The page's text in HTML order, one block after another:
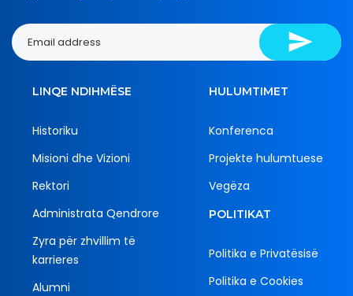
LINQE NDIHMËSE
Historiku
Misioni dhe Vizioni
Rektori
Administrata Qendrore
Zyra për zhvillim të
karrieres
Alumni
HULUMTIMET
Konferenca
Projekte hulumtuese
Vegëza
POLITIKAT
Politika e Privatësisë
Politika e Cookies